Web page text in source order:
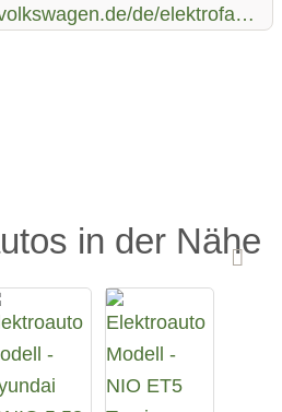
de/elektrofahrzeuge/elektro-und-hybridfahrzeuge/id-buzz.html
in der Nähe